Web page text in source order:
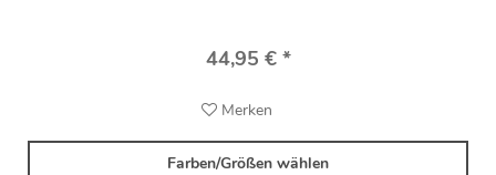
44,95 € *
Merken
Farben/Größen wählen